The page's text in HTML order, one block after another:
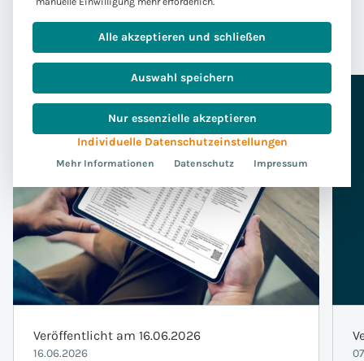
Veröffentlicht am 16.06.2026
16.06.2026
Alle akzeptieren und schließen
Auswahl speichern
Nur essenzielle akzeptieren
Individuelle Datenschutzeinstellungen
Mehr Informationen Datenschutz Impressum